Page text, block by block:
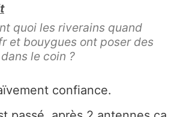
quoi les riverains quand
et bouygues ont poser des
le coin ?
confiance.